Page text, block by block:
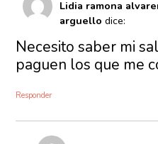
Lidia ramona
arguello dice:
Necesito saber mi
paguen los que me
Responder